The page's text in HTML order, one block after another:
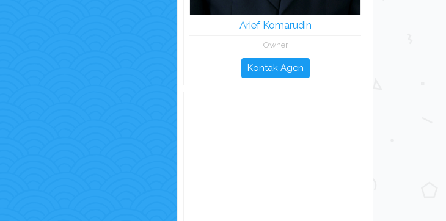
Arief Komarudin
Owner
Kontak Agen